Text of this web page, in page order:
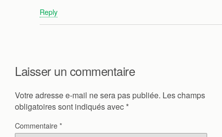
Reply
Laisser un commentaire
Votre adresse e-mail ne sera pas publiée. Les champs
obligatoires sont indiqués avec *
Commentaire*